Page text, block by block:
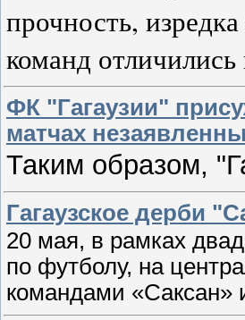
прочность,
команд
ФК "Гагаузии"
матчах
Таким образом,
Гагаузское дерби
20 мая, в рамках
по футболу, на
командами «Саксан»